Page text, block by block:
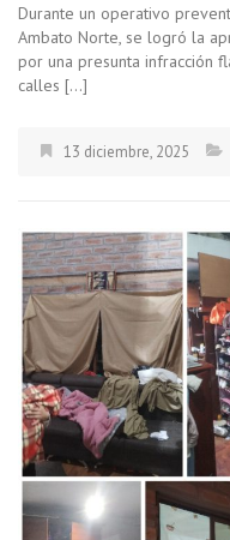
Durante un operativo
Ambato Norte, se logró la
por una presunta infracción
calles […]
13 diciembre, 2025